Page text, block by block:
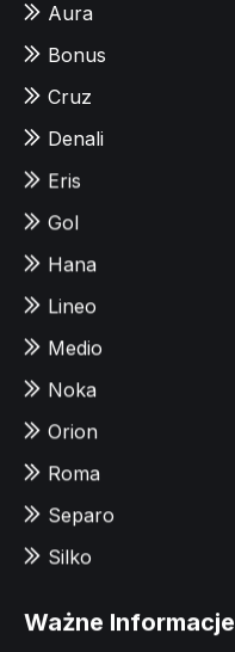
Aura
Bonus
Cruz
Denali
Eris
Gol
Hana
Lineo
Medio
Noka
Orion
Roma
Separo
Silko
Ważne Informacje